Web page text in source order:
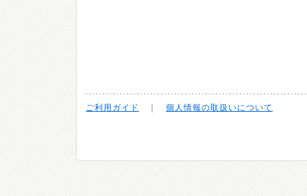
ご利用ガイド 個人情報の取扱いについて